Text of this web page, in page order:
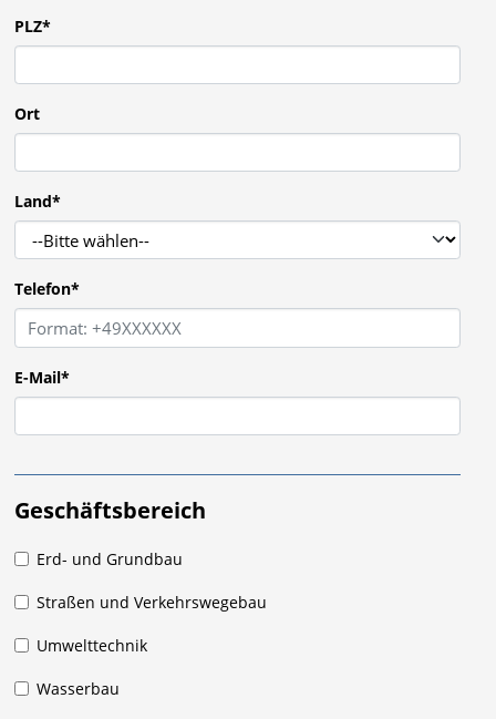
PLZ*
Ort
Land*
Telefon*
E-Mail*
Geschäftsbereich
Erd- und Grundbau
Straßen und Verkehrswegebau
Umwelttechnik
Wasserbau